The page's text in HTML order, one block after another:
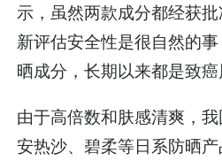
示，虽然两款成分都经获
新评估安全性是很自然的
晒成分，长期以来都是致癌
由于高倍数和肤感清爽，我
安热沙、碧柔等日系防晒